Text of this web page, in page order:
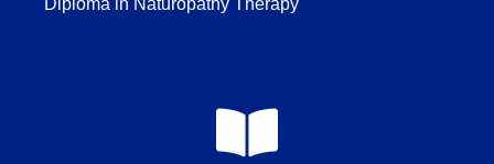
Diploma in Naturopathy Therapy